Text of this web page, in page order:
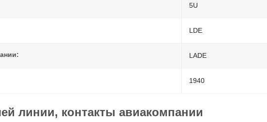
5U
LDE
LADE
1940
линии, контакты авиакомпании